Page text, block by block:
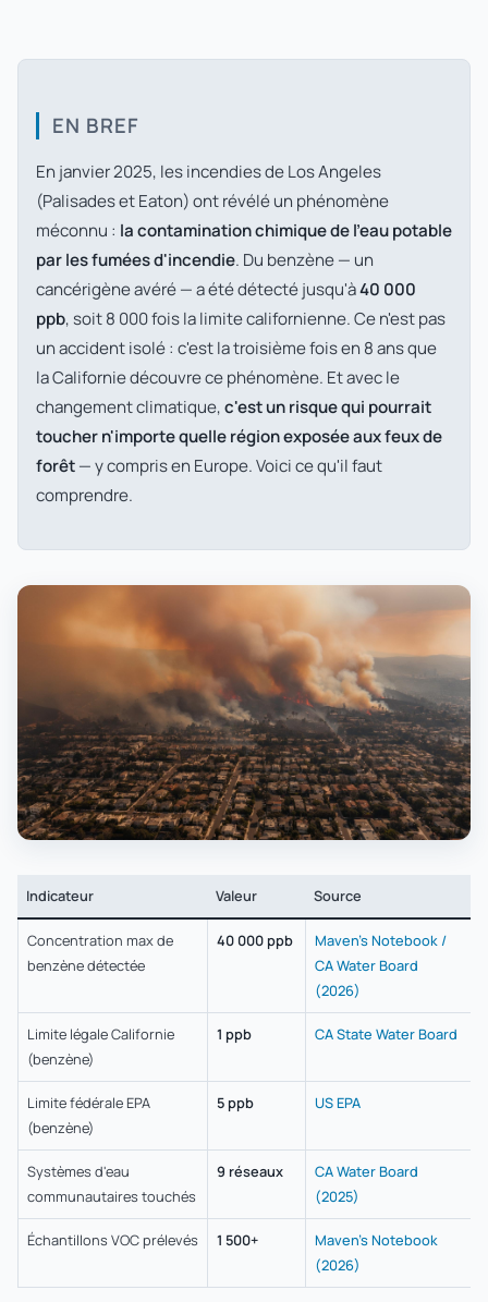
EN BREF
En janvier 2025, les incendies de Los Angeles
(Palisades et Eaton) ont révélé un phénomène
méconnu : la contamination chimique de l'eau potable
par les fumées d'incendie. Du benzène — un
cancérigène avéré — a été détecté jusqu'à40 000
ppb, soit 8 000 fois la limite californienne. Ce n'est pas
un accident isolé : c'est la troisième fois en 8 ans que
la Californie découvre ce phénomène. Et avec le
changement climatique,c'est un risque qui pourrait
toucher n'importe quelle région exposée aux feux de
forêt— y compris en Europe. Voici ce qu'il faut
comprendre.
Indicateur Valeur Source
Concentration max de
benzène détectée
40 000 ppb
Maven's Notebook /
CA Water Board
(2026)
Limite légale Californie
(benzène)
1 ppb CA State Water Board
Limite fédérale EPA
(benzène)
5 ppb US EPA
Systèmes d'eau
communautaires touchés
9 réseaux
CA Water Board
(2025)
Échantillons VOC prélevés 1 500+
Maven's Notebook
(2026)